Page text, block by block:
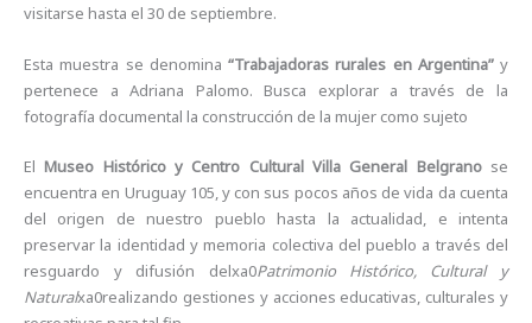
visitarse hasta el 30 de septiembre.
Esta muestra se denomina “Trabajadoras rurales en Argentina”y
pertenece a Adriana Palomo. Busca explorar a través de la
fotografía documental la construcción de la mujer como sujeto
ElMuseo Histórico y Centro Cultural Villa General Belgranose
encuentra en Uruguay 105, y con sus pocos años de vida da cuenta
del origen de nuestro pueblo hasta la actualidad, e intenta
preservar la identidad y memoria colectiva del pueblo a través del
resguardo y difusión delxa0Patrimonio Histórico, Cultural y
Naturalxa0realizando gestiones y acciones educativas, culturales y